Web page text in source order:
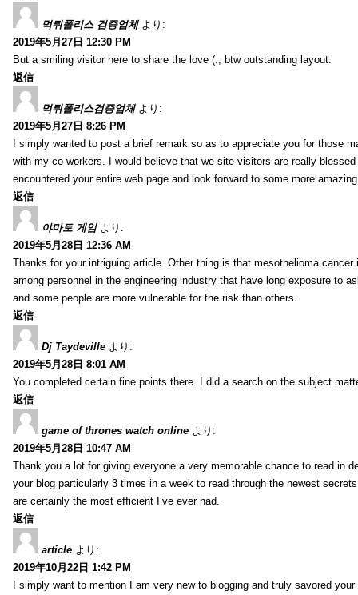
먹튀폴리스 검증업체 より:
2019年5月27日 12:30 PM
But a smiling visitor here to share the love (:, btw outstanding layout.
返信
먹튀폴리스검증업체 より:
2019年5月27日 8:26 PM
I simply wanted to post a brief remark so as to appreciate you for those
with my co-workers. I would believe that we site visitors are really
encountered your entire web page and look forward to some more
返信
야마토 게임 より:
2019年5月28日 12:36 AM
Thanks for your intriguing article. Other thing is that mesothelioma
among personnel in the engineering industry that have long exposure to
and some people are more vulnerable for the risk than others.
返信
Dj Taydeville より:
2019年5月28日 8:01 AM
You completed certain fine points there. I did a search on the subject
返信
game of thrones watch online より:
2019年5月28日 10:47 AM
Thank you a lot for giving everyone a very memorable chance to read in
your blog particularly 3 times in a week to read through the newest
are certainly the most efficient I’ve ever had.
返信
article より:
2019年10月22日 1:42 PM
I simply want to mention I am very new to blogging and truly savored